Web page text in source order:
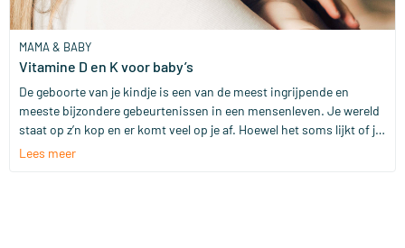
MAMA & BABY
Vitamine D en K voor baby’s
De geboorte van je kindje is een van de meest ingrijpende en
meeste bijzondere gebeurtenissen in een mensenleven. Je wereld
staat op z’n kop en er komt veel op je af. Hoewel het soms lijkt of je
ontzettend veel nodig hebt voor je nieuwe gezinslid, valt het in de
Lees meer